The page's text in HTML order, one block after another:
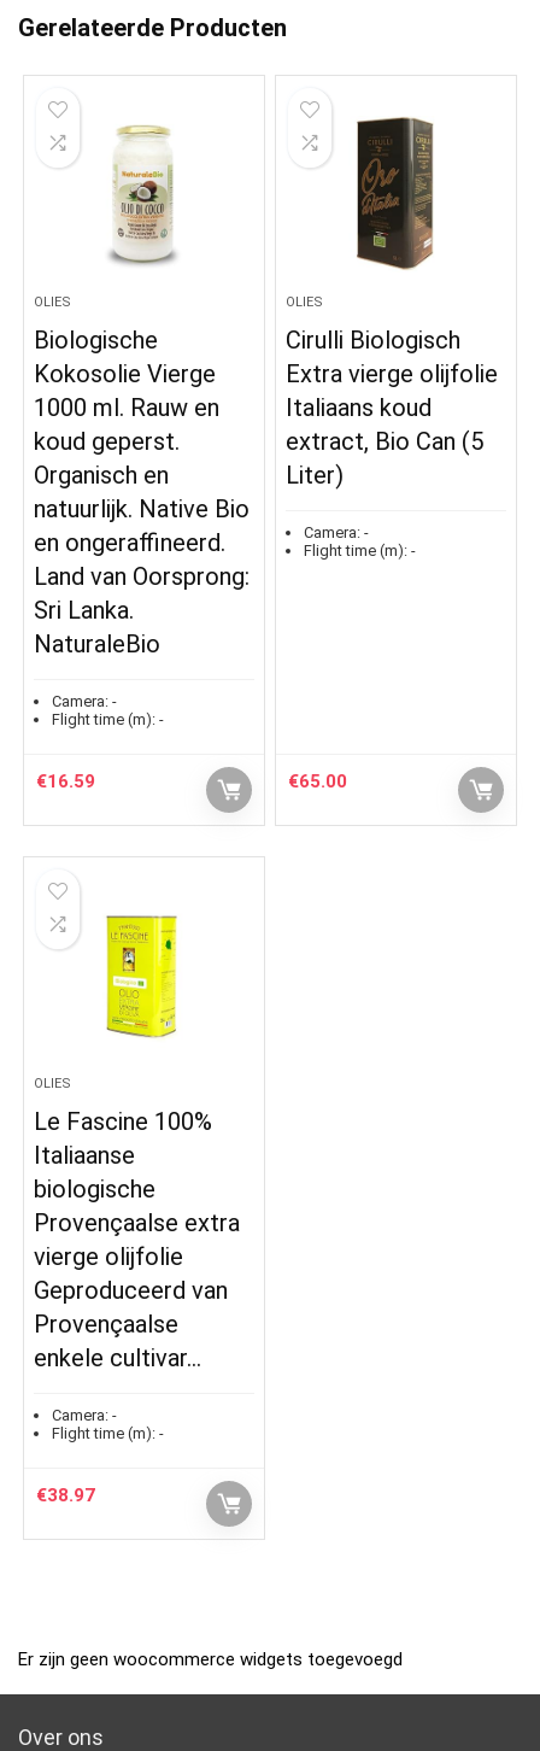
Gerelateerde Producten
OLIES
Biologische
Kokosolie Vierge
1000 ml. Rauw en
koud geperst.
Organisch en
natuurlijk. Native Bio
en ongeraffineerd.
Land van Oorsprong:
Sri Lanka.
NaturaleBio
Camera: -
Flight time (m): -
€16.59
OLIES
Cirulli Biologisch
Extra vierge olijfolie
Italiaans koud
extract, Bio Can (5
Liter)
Camera: -
Flight time (m): -
€65.00
OLIES
Le Fascine 100%
Italiaanse
biologische
Provençaalse extra
vierge olijfolie
Geproduceerd van
Provençaalse
enkele cultivar…
Camera: -
Flight time (m): -
€38.97
Er zijn geen woocommerce widgets toegevoegd
Over ons